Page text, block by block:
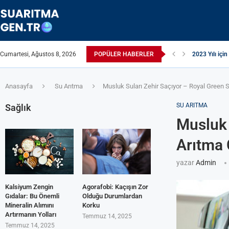
Cumartesi, Ağustos 8, 2026 POPÜLER HABERLER 2023 Yılı
Anasayfa Su Arıtma Musluk Suları Zehir Saçıyor – Royal Green
SU ARITMA
Musluk
Arıtma
yazarAdmin
Sağlık
Kalsiyum Zengin
Gıdalar: Bu Önemli
Mineralin Alımını
Artırmanın Yolları
Temmuz 14, 2025
Agorafobi: Kaçışın Zor
Olduğu Durumlardan
Korku
Temmuz 14, 2025